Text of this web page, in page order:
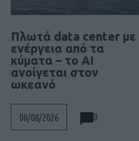
Πλωτά data center με
ενέργεια από τα
κύματα – το AI
ανοίγεται στον
ωκεανό
08/08/2026 0